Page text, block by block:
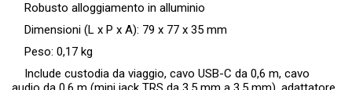
Robusto alloggiamento in alluminio
Dimensioni (L x P x A): 79 x 77 x 35 mm
Peso: 0,17 kg
Include custodia da viaggio, cavo USB-C da 0,6 m, cavo